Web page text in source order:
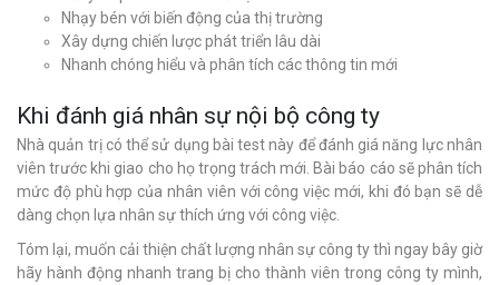
Nhạy bén với biến động của thị trường
Xây dựng chiến lược phát triển lâu dài
Nhanh chóng hiểu và phân tích các thông tin mới
Khi đánh giá nhân sự nội bộ công ty
Nhà quản trị có thể sử dụng bài test này để đánh giá năng lực nhân
viên trước khi giao cho họ trọng trách mới. Bài báo cáo sẽ phân tích
mức độ phù hợp của nhân viên với công việc mới, khi đó bạn sẽ dễ
dàng chọn lựa nhân sự thích ứng với công việc.
Tóm lại, muốn cải thiện chất lượng nhân sự công ty thì ngay bây giờ
hãy hành động nhanh trang bị cho thành viên trong công ty mình,